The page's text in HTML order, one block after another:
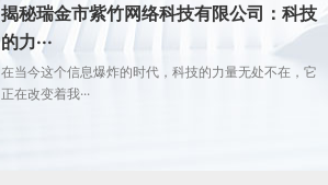
揭秘瑞金市紫竹网络科技有限公司：科技
的力···
在当今这个信息爆炸的时代，科技的力量无处不在，它
正在改变着我···